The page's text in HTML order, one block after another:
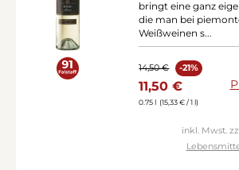
bringt eine ganz
die man bei
Weißweinen s...
Verkaufspreis:
Regulärer Preis:
14,50 € -21%
11,50 €
0.75 l (15,33 € / 1 l)
inkl. Mwst.